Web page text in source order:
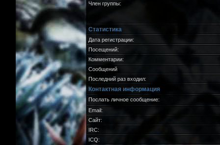
Член группы:
Статистика
Дата регистрации:
Посещений:
Комментарии:
Сообщений
Последний раз входил:
Контактная информация
Послать личное сообщение:
Email:
Сайт:
IRC:
ICQ: